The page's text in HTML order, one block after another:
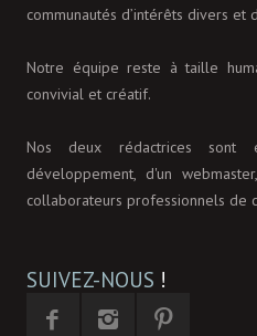
communautés d’intérêts divers et
Notre équipe reste à taille
convivial et créatif.
Nos deux rédactrices sont
développement, d'un
collaborateurs professionnels de
SUIVEZ-NOUS !